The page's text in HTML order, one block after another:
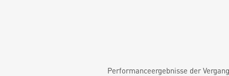
Performanceergebnisse der